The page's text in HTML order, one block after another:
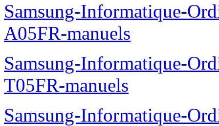
Samsung-Informatique-
A05FR-manuels
Samsung-Informatique-
T05FR-manuels
Samsung-Informatique-